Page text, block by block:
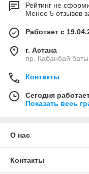
Рейтинг не
Менее 5 отзывов
Работает с
г. Астана
пр. Кабанбай
Контакты
Сегодня
Показать весь
О нас
Контакты